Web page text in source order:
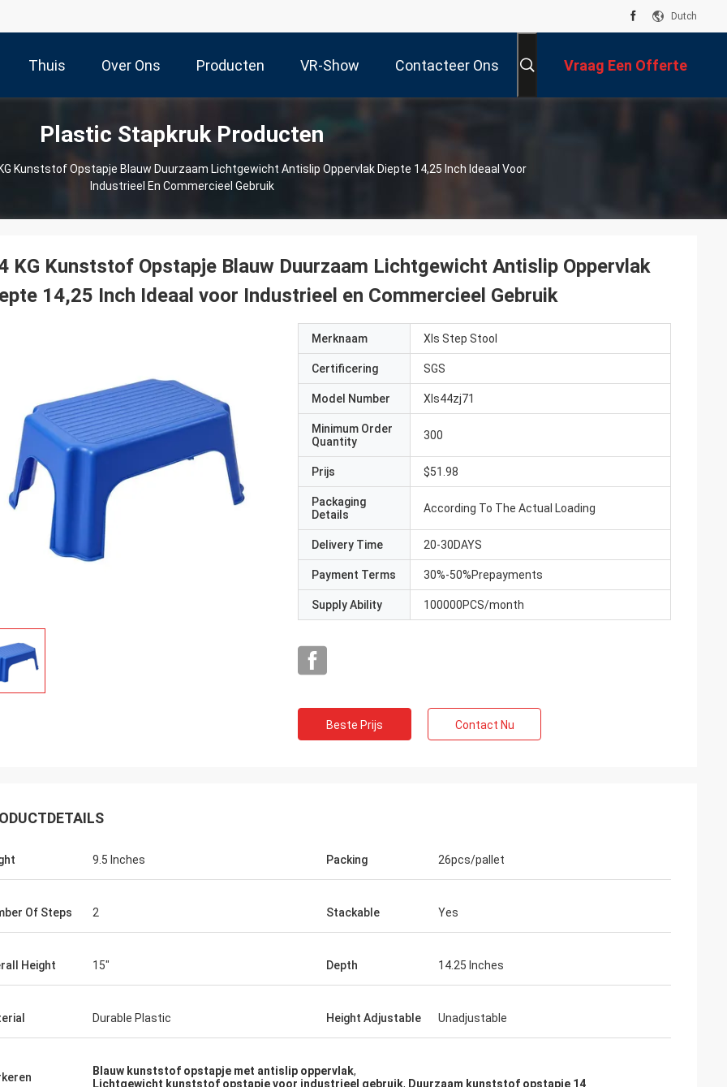
Dutch
Thuis Over Ons Producten VR-Show Contacteer Ons Vraag Een Offerte
Plastic Stapkruk Producten
Kunststof Opstapje Blauw Duurzaam Lichtgewicht Antislip Oppervlak Diepte 14,25 Inch Ideaal Voor
Industrieel En Commercieel Gebruik
redelijke prijs en de kosten met
、 wetenschappelijke
KG Kunststof Opstapje Blauw Duurzaam Lichtgewicht Antislip Oppervlak
14,25 Inch Ideaal voor Industrieel en Commercieel Gebruik
Merknaam Xls Step Stool
Certificering SGS
Model Number Xls44zj71
Minimum Order
Quantity
300
Prijs $51.98
Packaging
Details
According To The Actual Loading
Delivery Time 20-30DAYS
Payment Terms 30%-50%Prepayments
Supply Ability 100000PCS/month
Beste Prijs Contact Nu
9.5 Inches Packing 26pcs/pallet
Of Steps 2 Stackable Yes
Height 15" Depth 14.25 Inches
Durable Plastic Height Adjustable Unadjustable
Blauw kunststof opstapje met antislip oppervlak,
Lichtgewicht kunststof opstapje voor industrieel gebruik, Duurzaam kunststof opstapje 14